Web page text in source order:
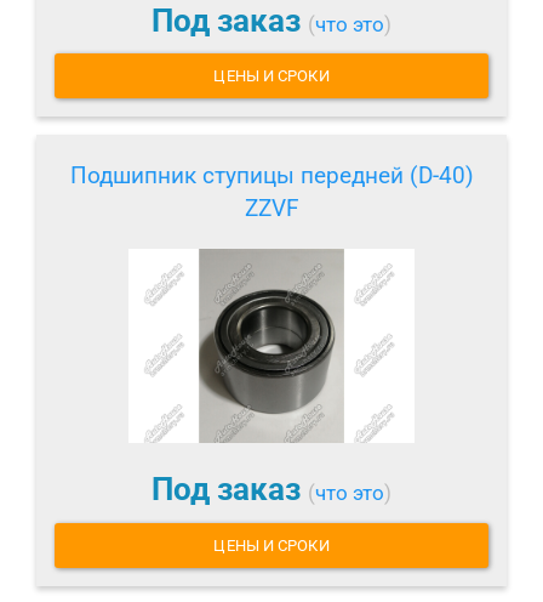
Под заказ (что это)
ЦЕНЫ И СРОКИ
Подшипник ступицы передней (D-40)
ZZVF
Под заказ (что это)
ЦЕНЫ И СРОКИ